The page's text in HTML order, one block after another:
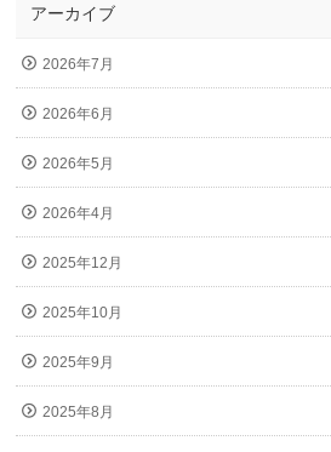
アーカイブ
2026年7月
2026年6月
2026年5月
2026年4月
2025年12月
2025年10月
2025年9月
2025年8月